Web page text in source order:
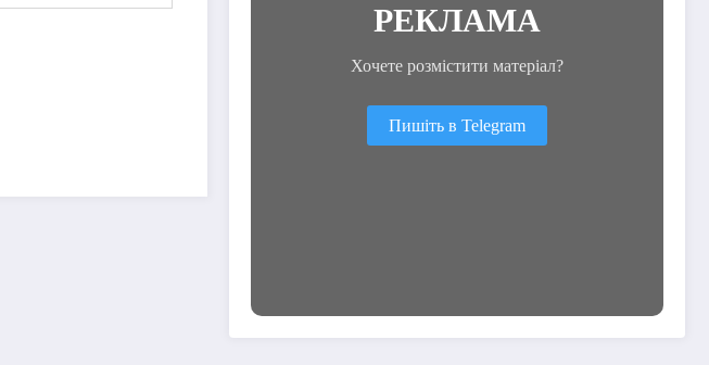
РЕКЛАМА
Хочете розмістити матеріал?
Пишіть в Telegram